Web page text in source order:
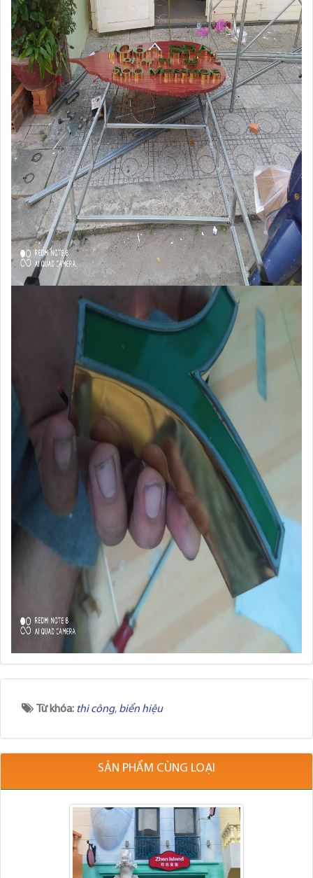
Từ khóa: thi công, biển hiệu
SẢN PHẨM CÙNG LOẠI